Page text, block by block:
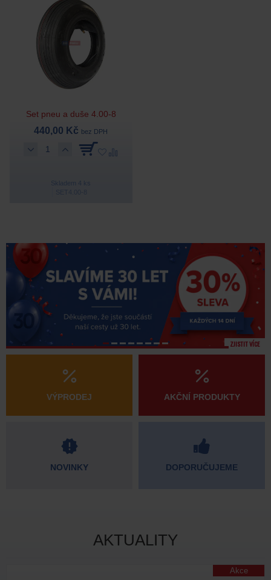
Set pneu a duše 4.00-8
440,00 Kč bez DPH
Skladem 4 ks
ZJISTIT VÍCE
VÝPRODEJ
NOVINKY
AKČNÍ PRODUKTY
DOPORUČUJEME
AKTUALITY
Akce